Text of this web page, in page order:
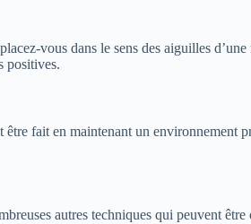
vous dans le sens des aiguilles
positives.
fait en maintenant un environnement
autres techniques qui peuvent